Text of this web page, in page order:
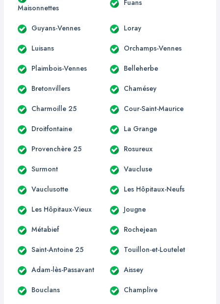
Maisonnettes
Fuans
Guyans-Vennes Loray
Luisans Orchamps-Vennes
Plaimbois-Vennes Belleherbe
Bretonvillers Chamésey
Charmoille 25 Cour-Saint-Maurice
Droitfontaine La Grange
Provenchère 25 Rosureux
Surmont Vaucluse
Vauclusotte Les Hôpitaux-Neufs
Les Hôpitaux-Vieux Jougne
Métabief Rochejean
Saint-Antoine 25 Touillon-et-Loutelet
Adam-lès-Passavant Aissey
Bouclans Champlive